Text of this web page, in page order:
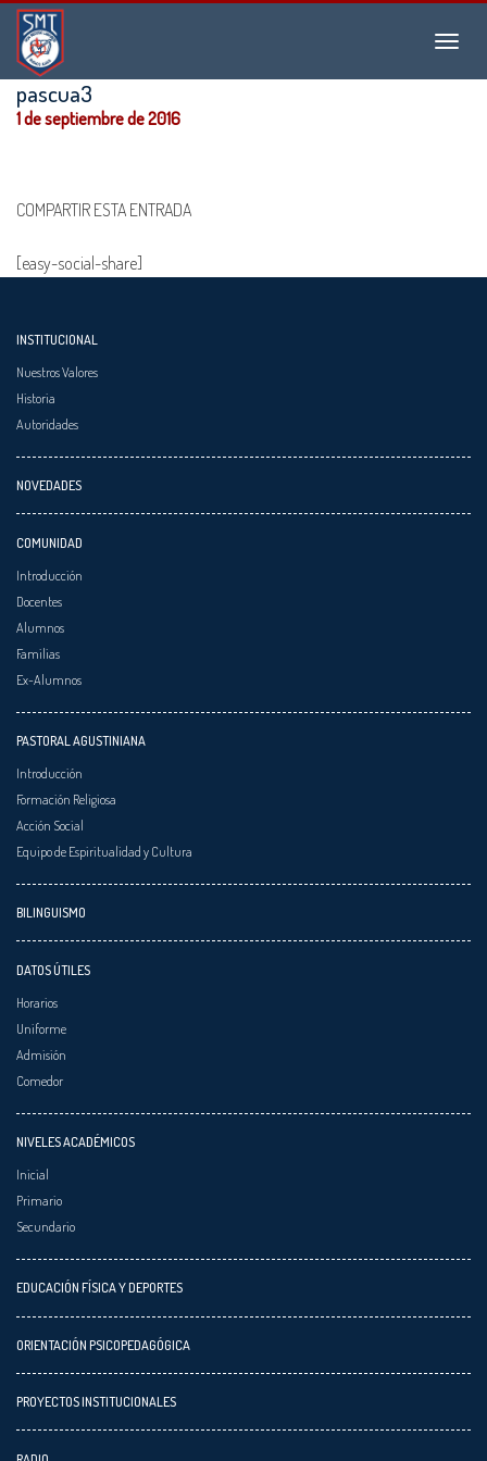
Menu
Instituto
San
Martín
de
pascua3
1 de septiembre de 2016
COMPARTIR ESTA ENTRADA
[easy-social-share]
INSTITUCIONAL
Nuestros Valores
Historia
Autoridades
NOVEDADES
COMUNIDAD
Introducción
Docentes
Alumnos
Familias
Ex-Alumnos
PASTORAL AGUSTINIANA
Introducción
Formación Religiosa
Acción Social
Equipo de Espiritualidad y Cultura
BILINGUISMO
DATOS ÚTILES
Horarios
Uniforme
Admisión
Comedor
NIVELES ACADÉMICOS
Inicial
Primario
Secundario
EDUCACIÓN FÍSICA Y DEPORTES
ORIENTACIÓN PSICOPEDAGÓGICA
PROYECTOS INSTITUCIONALES